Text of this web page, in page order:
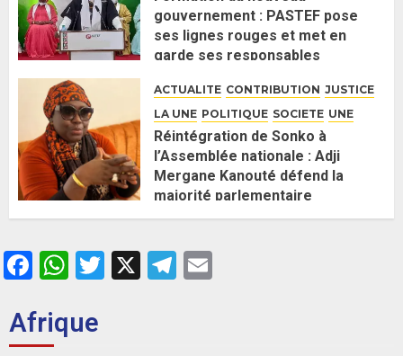
gouvernement : PASTEF pose
ses lignes rouges et met en
garde ses responsables
ACTUALITE CONTRIBUTION JUSTICE
LA UNE POLITIQUE SOCIETE UNE
Réintégration de Sonko à
l’Assemblée nationale : Adji
Mergane Kanouté défend la
majorité parlementaire
26 MAI 2026 0
Facebook
WhatsApp
Twitter
X Telegram
Afrique